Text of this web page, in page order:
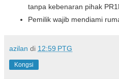
tanpa kebenaran pihak
Pemilik wajib mendiami
azilan di 12:59 PTG
Kongsi